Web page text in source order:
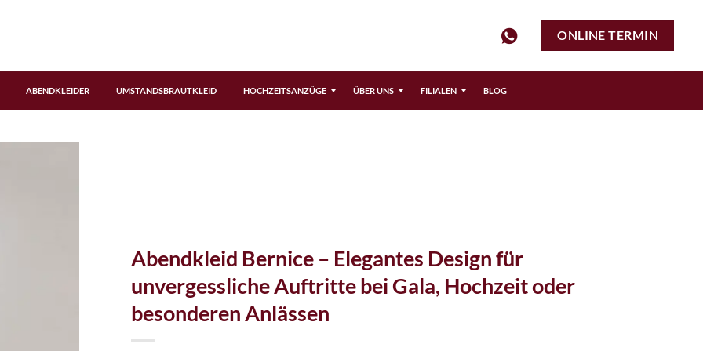
ONLINE TERMIN
ABENDKLEIDER UMSTANDSBRAUTKLEID HOCHZEITSANZÜGE ÜBER UNS FILIALEN BLOG
Abendkleid Bernice – Elegantes Design für
unvergessliche Auftritte bei Gala, Hochzeit oder
besonderen Anlässen